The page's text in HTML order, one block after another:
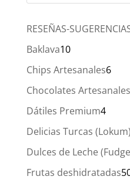
hasta
RESEÑAS-
Baklava1010
productos
Chips Artesanales66
Chocolates
Dátiles Premium44
Delicias Turcas (Lokum)
Dulces de Leche
Frutas deshidratadas